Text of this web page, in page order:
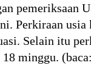
pemeriksaan
Perkiraan
Selain itu
minggu. (baca: